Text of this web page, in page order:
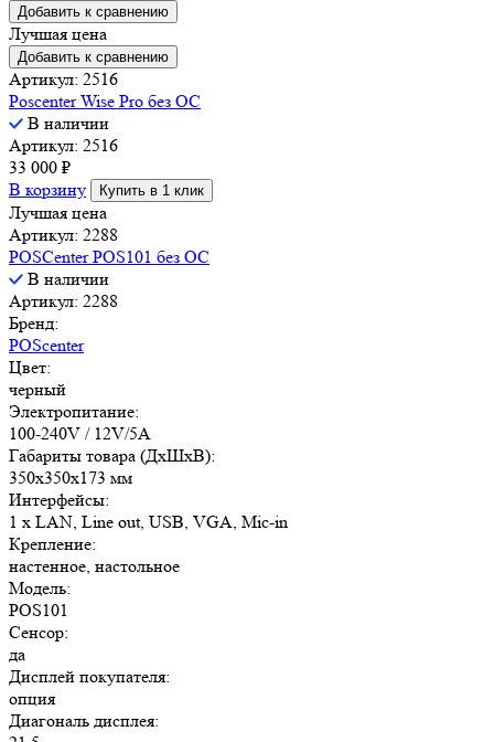
Добавить к сравнению
Лучшая цена
Добавить к сравнению
Артикул: 2516
Poscenter Wise Pro без ОС
В наличии
Артикул: 2516
33 000 ₽
В корзину
Купить в 1 клик
Лучшая цена
Артикул: 2288
POSCenter POS101 без ОС
В наличии
Артикул: 2288
Бренд:
POScenter
Цвет:
черный
Электропитание:
100-240V / 12V/5A
Габариты товара (ДxШxВ):
350х350х173 мм
Интерфейсы:
1 x LAN, Line out, USB, VGA, Mic-in
Крепление:
настенное, настольное
Модель:
POS101
Сенсор:
да
Дисплей покупателя:
опция
Диагональ дисплея: